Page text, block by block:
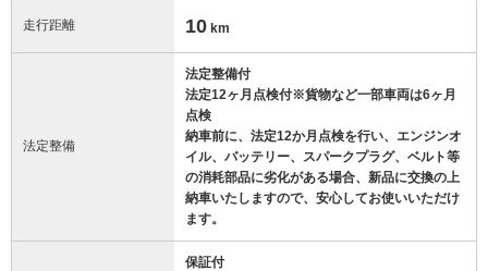
走行距離 10 km
法定整備
法定整備付
法定12ヶ月点検付※貨物など一部車両は6ヶ月
点検
納車前に、法定12か月点検を行い、エンジンオ
イル、バッテリー、スパークプラグ、ベルト等
の消耗部品に劣化がある場合、新品に交換の上
納車いたしますので、安心してお使いいただけ
ます。
保証付